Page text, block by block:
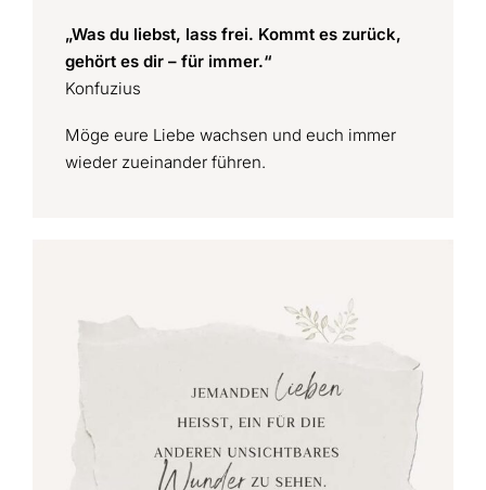
„Was du liebst, lass frei. Kommt es zurück,
gehört es dir – für immer.“
Konfuzius
Möge eure Liebe wachsen und euch immer
wieder zueinander führen.